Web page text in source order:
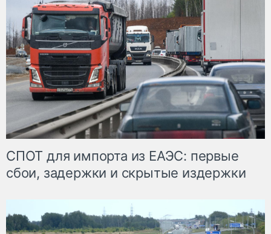
СПОТ для импорта из ЕАЭС: первые
сбои, задержки и скрытые издержки